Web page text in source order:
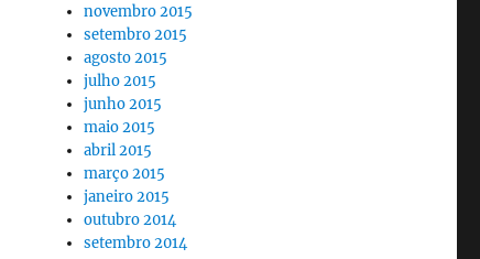
novembro 2015
setembro 2015
agosto 2015
julho 2015
junho 2015
maio 2015
abril 2015
março 2015
janeiro 2015
outubro 2014
setembro 2014